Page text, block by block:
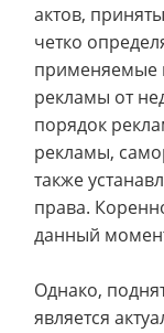
актов,
четко
применяемые
рекламы от
порядок
рекламы,
также
права.
данный
Однако,
является